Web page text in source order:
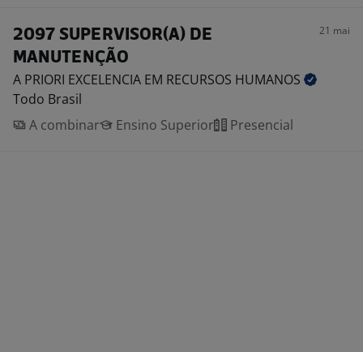
2097 SUPERVISOR(A) DE
MANUTENÇÃO
21 mai
A PRIORI EXCELENCIA EM RECURSOS HUMANOS
Todo Brasil
A combinar
Ensino Superior Presencial